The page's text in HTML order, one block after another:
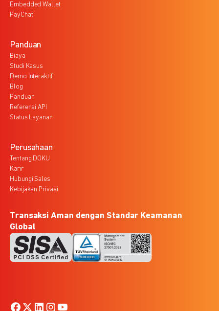
Embedded Wallet
PayChat
Panduan
Biaya
Studi Kasus
Demo Interaktif
Blog
Panduan
Referensi API
Status Layanan
Perusahaan
Tentang DOKU
Karir
Hubungi Sales
Kebijakan Privasi
Transaksi Aman dengan Standar Keamanan
Global